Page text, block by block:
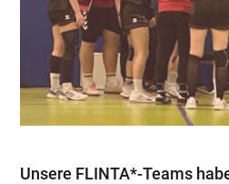
Unsere FLINTA*-Teams